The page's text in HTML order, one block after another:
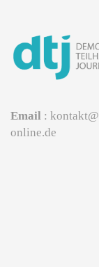
Email :
online.de